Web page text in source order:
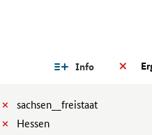
Info
sachsen__freistaat
Hessen